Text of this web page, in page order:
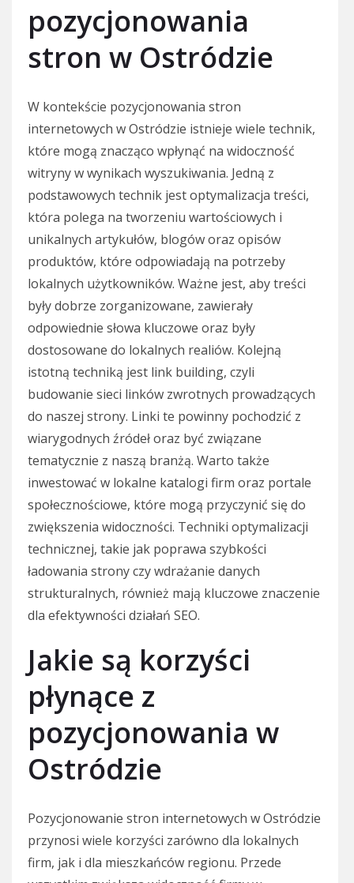
pozycjonowania
stron w Ostródzie
W kontekście pozycjonowania stron
internetowych w Ostródzie istnieje wiele technik,
które mogą znacząco wpłynąć na widoczność
witryny w wynikach wyszukiwania. Jedną z
podstawowych technik jest optymalizacja treści,
która polega na tworzeniu wartościowych i
unikalnych artykułów, blogów oraz opisów
produktów, które odpowiadają na potrzeby
lokalnych użytkowników. Ważne jest, aby treści
były dobrze zorganizowane, zawierały
odpowiednie słowa kluczowe oraz były
dostosowane do lokalnych realiów. Kolejną
istotną techniką jest link building, czyli
budowanie sieci linków zwrotnych prowadzących
do naszej strony. Linki te powinny pochodzić z
wiarygodnych źródeł oraz być związane
tematycznie z naszą branżą. Warto także
inwestować w lokalne katalogi firm oraz portale
społecznościowe, które mogą przyczynić się do
zwiększenia widoczności. Techniki optymalizacji
technicznej, takie jak poprawa szybkości
ładowania strony czy wdrażanie danych
strukturalnych, również mają kluczowe znaczenie
dla efektywności działań SEO.
Jakie są korzyści
płynące z
pozycjonowania w
Ostródzie
Pozycjonowanie stron internetowych w Ostródzie
przynosi wiele korzyści zarówno dla lokalnych
firm, jak i dla mieszkańców regionu. Przede